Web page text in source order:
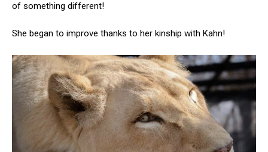
of something different!
She began to improve thanks to her kinship with Kahn!